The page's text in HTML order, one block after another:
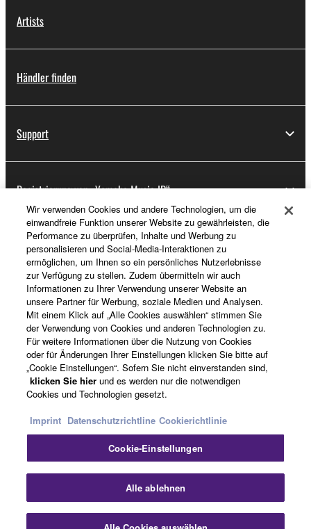
Artists
Händler finden
Support
Registrierung von „Yamaha Music ID“
Über Yamaha
Schweiz Suisse Svizzera - German
Business
KontaktNutzungsbedingungenDatenschutzerklärung
CookierichtlinieImpressum
© Yamaha Corporation.
Wir verwenden Cookies und andere Technologien, um die
einwandfreie Funktion unserer Website zu gewährleisten, die
Performance zu überprüfen, Inhalte und Werbung zu
personalisieren und Social-Media-Interaktionen zu
ermöglichen, um Ihnen so ein persönliches Nutzerlebnisse
zur Verfügung zu stellen. Zudem übermitteln wir auch
Informationen zu Ihrer Verwendung unserer Website an
unsere Partner für Werbung, soziale Medien und Analysen.
Mit einem Klick auf „Alle Cookies auswählen“ stimmen Sie
der Verwendung von Cookies und anderen Technologien zu.
Für weitere Informationen über die Nutzung von Cookies
oder für Änderungen Ihrer Einstellungen klicken Sie bitte auf
„Cookie Einstellungen“. Sofern Sie nicht einverstanden sind,
klicken Sie hier und es werden nur die notwendigen
Cookies und Technologien gesetzt.
Imprint Datenschutzrichtline Cookierichtlinie
Cookie-Einstellungen
Alle ablehnen